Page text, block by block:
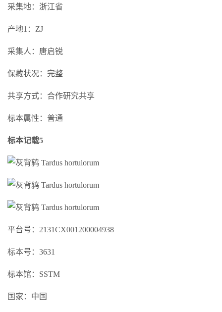
采集地：浙江省
产地1：ZJ
采集人：唐启锐
保藏状况：完整
共享方式：合作研究共享
标本属性：普通
标本记载5
平台号：2131CX001200004938
标本号：3631
标本馆：SSTM
国家：中国